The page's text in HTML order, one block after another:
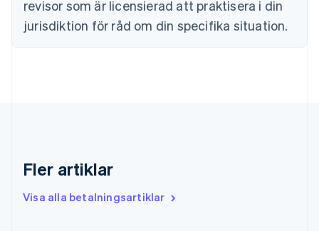
revisor som är licensierad att praktisera i din
jurisdiktion för råd om din specifika situation.
Fler artiklar
Visa alla betalningsartiklar
Fastlandskina
简体中文 English
Finland
EnglishSvenska
English
English简体中文